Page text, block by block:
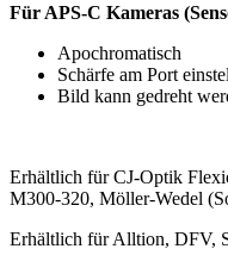
Für APS-C Kameras
Apochromatisch
Schärfe am Port
Bild kann gedreht
Erhältlich für CJ-Optik
M300-320, Möller-Wedel
Erhältlich für Alltion, DFV,